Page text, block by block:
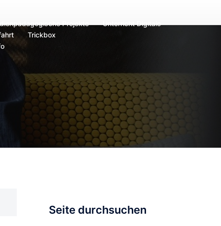
Projekte
Unterricht Digitale
Trickbox
Seite durchsuchen